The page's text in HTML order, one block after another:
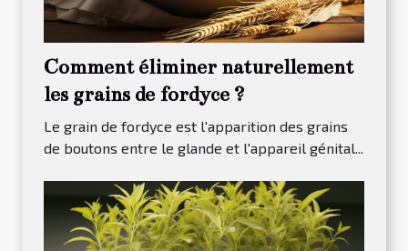
Comment éliminer naturellement
les grains de fordyce ?
Le grain de fordyce est l'apparition des grains
de boutons entre le glande et l'appareil génital...